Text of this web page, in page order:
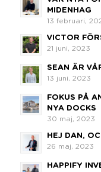
MIDENHAG
13 februari,
VICTOR
21 juni, 2023
SEAN ÄR
13 juni, 2023
FOKUS PÅ
NYA DOCKS
30 maj, 2023
HEJ DAN,
26 maj, 2023
HAPPIFY